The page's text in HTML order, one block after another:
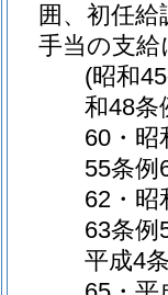
囲、初任
手当の支
(昭和
和48条
60・昭
55条例
62・昭
63条例
平成4